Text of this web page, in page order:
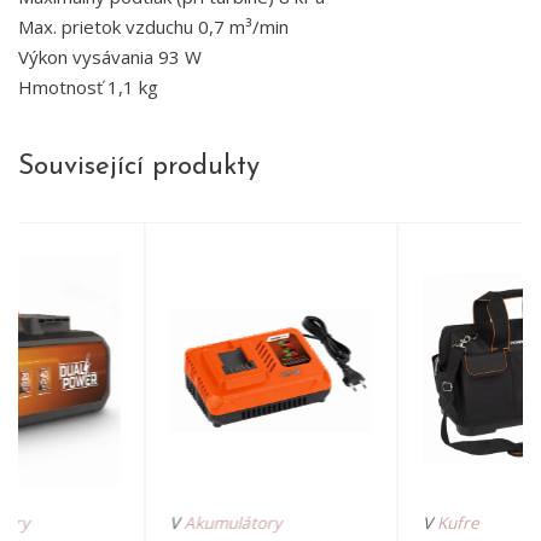
Max. prietok vzduchu 0,7 m³/min
Výkon vysávania 93 W
Hmotnosť 1,1 kg
Související produkty
VAkumulátory VKufre